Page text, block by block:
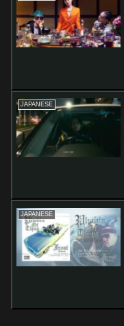
JAPANESE
JAPANESE